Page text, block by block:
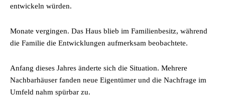
entwickeln würden.
Monate vergingen. Das Haus blieb im Familienbesitz, während
die Familie die Entwicklungen aufmerksam beobachtete.
Anfang dieses Jahres änderte sich die Situation. Mehrere
Nachbarhäuser fanden neue Eigentümer und die Nachfrage im
Umfeld nahm spürbar zu.